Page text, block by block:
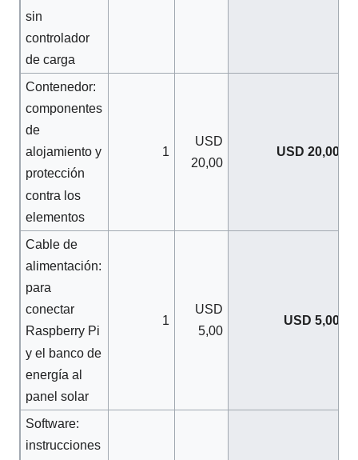
sin
controlador
de carga
Contenedor:
componentes
de
alojamiento y
protección
contra los
elementos
1
USD
20,00
USD 20,00
Cable de
alimentación:
para
conectar
Raspberry Pi
y el banco de
energía al
panel solar
1
USD
5,00
USD 5,00
Software:
instrucciones